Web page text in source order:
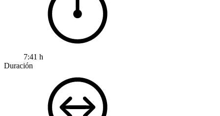
7:41 h
Duración